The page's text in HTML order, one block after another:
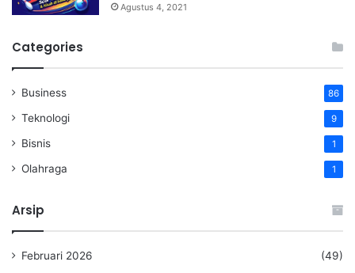
Agustus 4, 2021
Categories
Business 86
Teknologi 9
Bisnis 1
Olahraga 1
Arsip
Februari 2026
(49)